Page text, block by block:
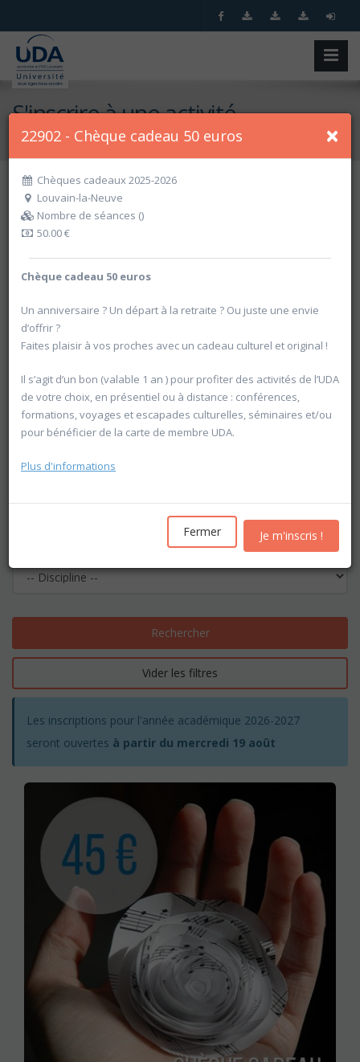
S'inscrire à une activité
Accueil S'inscrire à une activité
Recherche spécifique
Recherche par critères
Rechercher
Vider les filtres
Les inscriptions pour l'année académique 2026-2027
seront ouvertes à partir du mercredi 19 août
×
22902 - Chèque cadeau 50 euros
Chèques cadeaux 2025-2026
Louvain-la-Neuve
Nombre de séances ()
50.00 €
Chèque cadeau 50 euros
Un anniversaire ? Un départ à la retraite ? Ou juste une envie
d’offrir ?
Faites plaisir à vos proches avec un cadeau culturel et original !
Il s’agit d’un bon (valable 1 an ) pour profiter des activités de l’UDA
de votre choix, en présentiel ou à distance : conférences,
formations, voyages et escapades culturelles, séminaires et/ou
pour bénéficier de la carte de membre UDA.
Plus d'informations
Fermer Je m'inscris !